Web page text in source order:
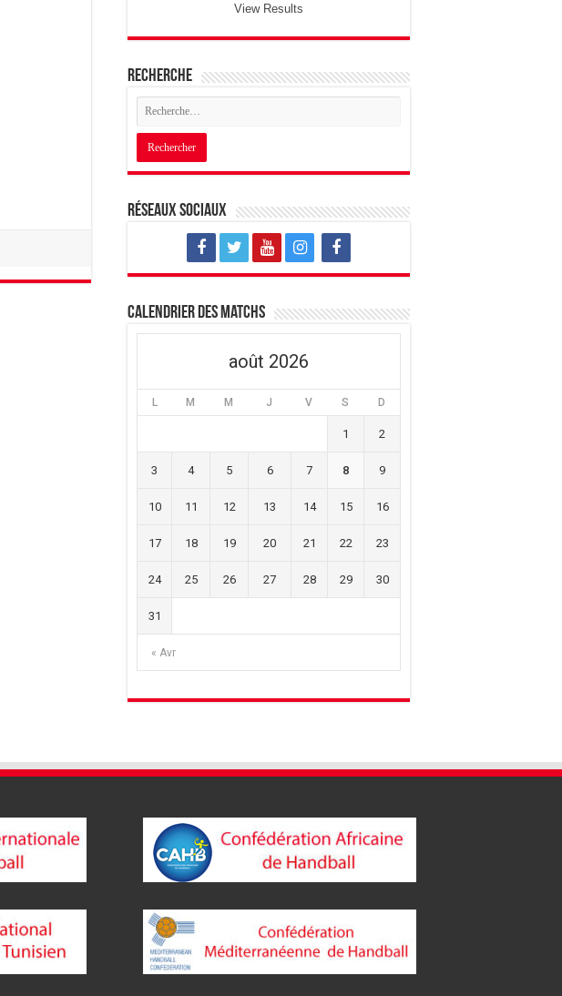
View Results
Recherche
Réseaux sociaux
Calendrier des matchs
août 2026
L M M J V S D
« Avr
1 2
3 4 5 6 7 8 9
10 11 12 13 14 15 16
17 18 19 20 21 22 23
24 25 26 27 28 29 30
31